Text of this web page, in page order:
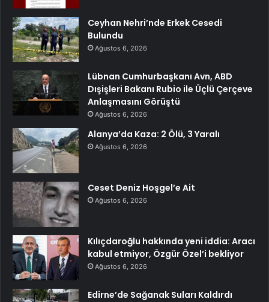
Ceyhan Nehri’nde Erkek Cesedi
Bulundu
Ağustos 6, 2026
Lübnan Cumhurbaşkanı Avn, ABD
Dışişleri Bakanı Rubio ile Üçlü Çerçeve
Anlaşmasını Görüştü
Ağustos 6, 2026
Alanya’da Kaza: 2 Ölü, 3 Yaralı
Ağustos 6, 2026
Ceset Deniz Hoşgel’e Ait
Ağustos 6, 2026
Kılıçdaroğlu hakkında yeni iddia: Aracı
kabul etmiyor, Özgür Özel’i bekliyor
Ağustos 6, 2026
Edirne’de Sağanak Suları Kaldırdı